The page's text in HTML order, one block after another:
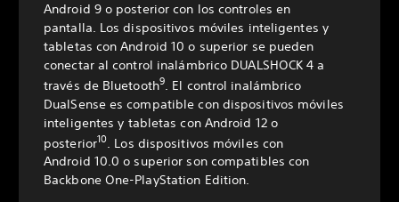
Android 9 o posterior con los controles en
pantalla. Los dispositivos móviles inteligentes y
tabletas con Android 10 o superior se pueden
conectar al control inalámbrico DUALSHOCK 4 a
través de Bluetooth9. El control inalámbrico
DualSense es compatible con dispositivos móviles
inteligentes y tabletas con Android 12 o
posterior10 . Los dispositivos móviles con
Android 10.0 o superior son compatibles con
Backbone One-PlayStation Edition.